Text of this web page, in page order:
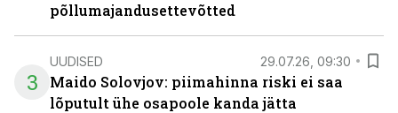
põllumajandusettevõtted
3
UUDISED 29.07.26, 09:30
Maido Solovjov: piimahinna riski ei saa
lõputult ühe osapoole kanda jätta